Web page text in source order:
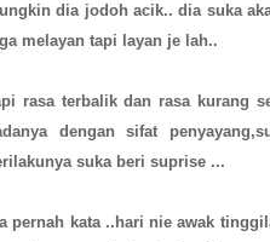
dia jodoh acik.. dia suka
melayan tapi layan je lah..
rasa terbalik dan rasa kurang
dengan sifat
suka beri suprise ...
pernah kata ..hari nie awak